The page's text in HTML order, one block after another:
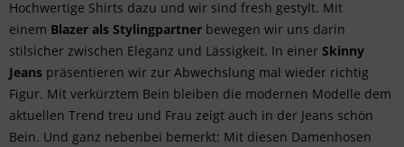
Hochwertige Shirts dazu und wir sind fresh gestylt. Mit
einem Blazer als Stylingpartner bewegen wir uns darin
stilsicher zwischen Eleganz und Lässigkeit. In einer Skinny
Jeans präsentieren wir zur Abwechslung mal wieder richtig
Figur. Mit verkürztem Bein bleiben die modernen Modelle dem
aktuellen Trend treu und Frau zeigt auch in der Jeans schön
Bein. Und ganz nebenbei bemerkt: Mit diesen Damenhosen